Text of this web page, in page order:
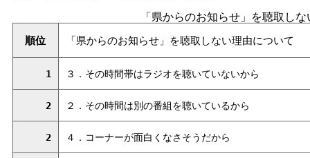
「県からのお知らせ」を聴取し
順位 「県からのお知らせ」を聴取しない理由について
1 ３．その時間帯はラジオを聴いていないから
2 ２．その時間は別の番組を聴いているから
2 ４．コーナーが面白くなさそうだから